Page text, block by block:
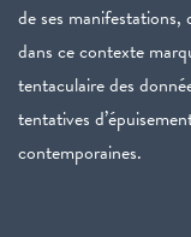
de ses manifestations,
dans ce contexte
tentaculaire des
tentatives
contemporaines.